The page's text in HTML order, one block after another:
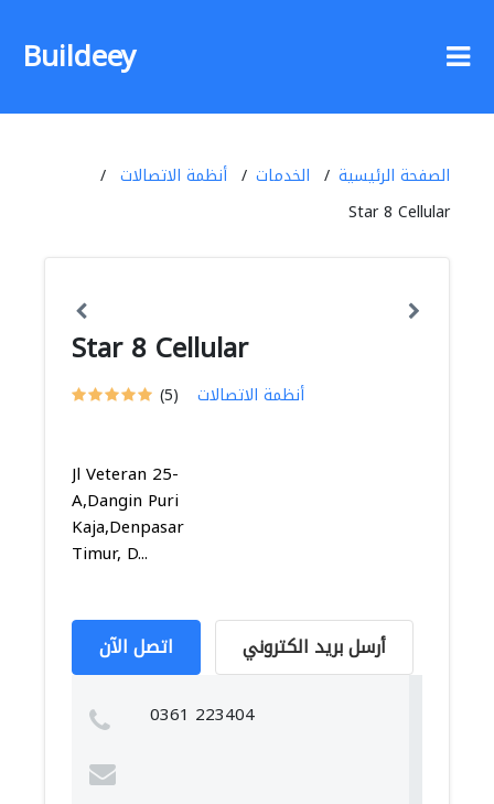
Buildeey
الصفحة الرئيسية الخدمات
أنظمة الاتصالات
Star 8 Cellular
Star 8 Cellular
(5) أنظمة الاتصالات
Jl Veteran 25-
A,Dangin Puri
Kaja,Denpasar
Timur, D...
اتصل الآن أرسل بريد الكتروني
0361 223404